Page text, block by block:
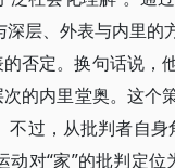
层、外表与内里的
否定。换句话说，
的内里堂奥。这个
不过，从批判者自
对“家”的批判定